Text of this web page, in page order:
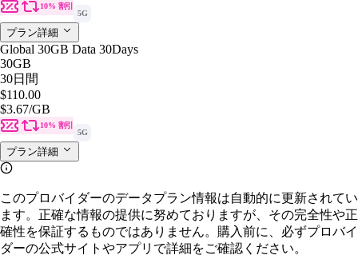
10% 割引
5G
プラン詳細
Global 30GB Data 30Days
30GB
30日間
$110.00
$3.67/GB
10% 割引
5G
プラン詳細
このプロバイダーのデータプラン情報は自動的に更新されてい
ます。正確な情報の提供に努めておりますが、その完全性や正
確性を保証するものではありません。購入前に、必ずプロバイ
ダーの公式サイトやアプリで詳細をご確認ください。